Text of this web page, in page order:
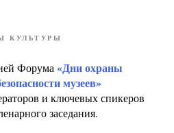
КУЛЬТУРЫ
Форума «Дни охраны
музеев»
и ключевых спикеров
заседания.